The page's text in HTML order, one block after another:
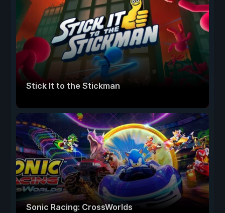
Stick It to the Stickman
Sonic Racing: CrossWorlds